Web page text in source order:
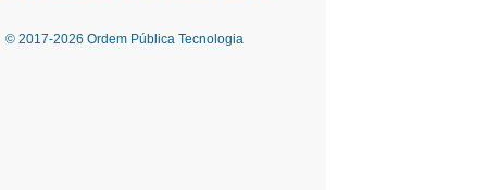
© 2017-2026 Ordem Pública Tecnologia